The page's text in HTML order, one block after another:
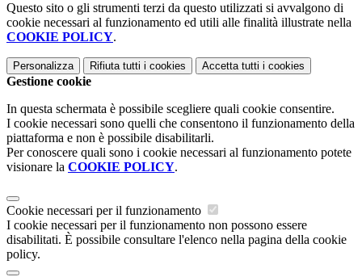
Questo sito o gli strumenti terzi da questo utilizzati si avvalgono di
cookie necessari al funzionamento ed utili alle finalità illustrate nella
COOKIE POLICY.
Personalizza Rifiuta tutti i cookies Accetta tutti i cookies
Gestione cookie
In questa schermata è possibile scegliere quali cookie consentire.
I cookie necessari sono quelli che consentono il funzionamento della
piattaforma e non è possibile disabilitarli.
Per conoscere quali sono i cookie necessari al funzionamento potete
visionare la COOKIE POLICY.
Cookie necessari per il funzionamento
I cookie necessari per il funzionamento non possono essere
disabilitati. È possibile consultare l'elenco nella pagina della cookie
policy.